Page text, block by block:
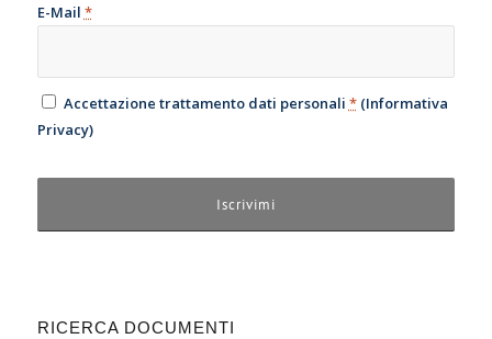
E-Mail *
Accettazione trattamento dati personali *(Informativa
Privacy)
RICERCA DOCUMENTI